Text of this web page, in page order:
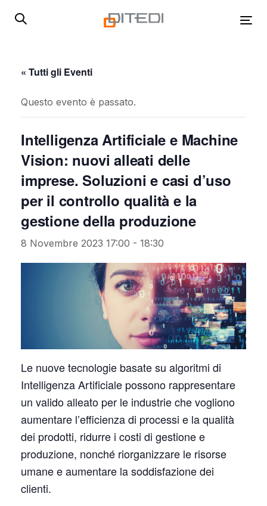
links
content
« Tutti gli Eventi
Questo evento è passato.
Intelligenza Artificiale e Machine
Vision: nuovi alleati delle
imprese. Soluzioni e casi d’uso
per il controllo qualità e la
gestione della produzione
8 Novembre 2023 17:00 - 18:30
Le nuove tecnologie basate su algoritmi di
Intelligenza Artificiale possono rappresentare
un valido alleato per le industrie che vogliono
aumentare l’efficienza di processi e la qualità
dei prodotti, ridurre i costi di gestione e
produzione, nonché riorganizzare le risorse
umane e aumentare la soddisfazione dei
clienti.